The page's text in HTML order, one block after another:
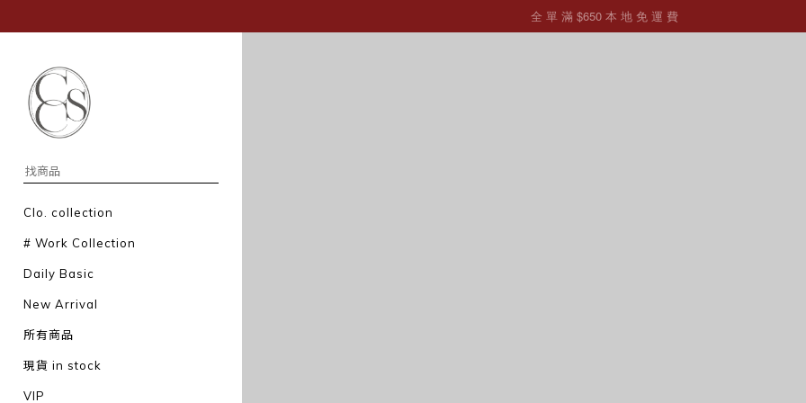
Clo. collection
# Work Collection
Daily Basic
New Arrival
所有商品
現貨 in stock
VIP